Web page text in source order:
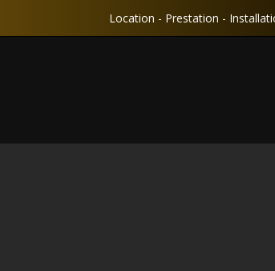
Location - Prestation -